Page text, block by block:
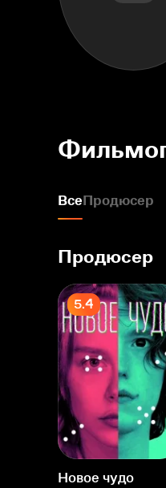
ВсеПродюсер
Продюсер
5.4
Новое чудо